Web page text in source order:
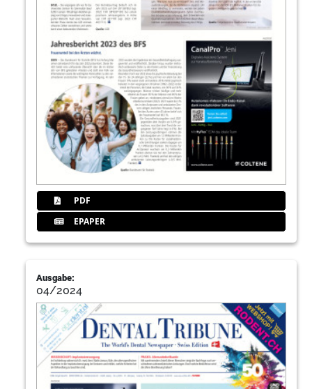
PDF
EPAPER
Ausgabe:
04/2024